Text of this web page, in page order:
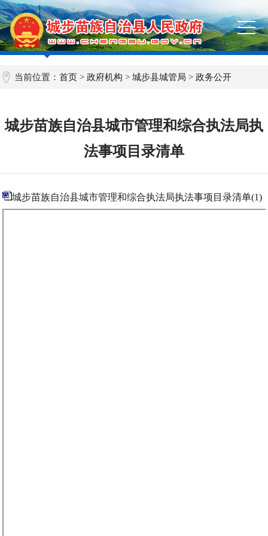
当前位置：首页 >政府机构 >城步县城管局 >政务公开
城步苗族自治县城市管理和综合执法局执
法事项目录清单
城步苗族自治县城市管理和综合执法局执法事项目录清单(1)